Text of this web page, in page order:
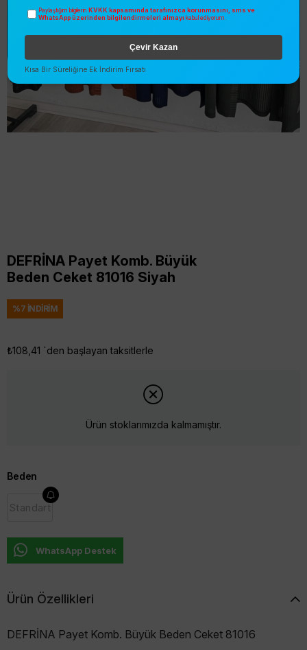
DEFRİNA Payet Komb. Büyük
Beden Ceket 81016 Siyah
%7 İNDIRIM
₺108,41 `den başlayan taksitlerle
Ürün stoklarımızda kalmamıştır.
Beden
Standart
WhatsApp Destek
Ürün Özellikleri
DEFRİNA Payet Komb. Büyük Beden Ceket 81016
Paylaştığım bilgilerin KVKK kapsamında tarafınızca korunmasını, sms ve
WhatsApp üzerinden bilgilendirmeleri almayı kabul ediyorum.
Çevir Kazan
Kısa Bir Süreliğine Ek İndirim Fırsatı